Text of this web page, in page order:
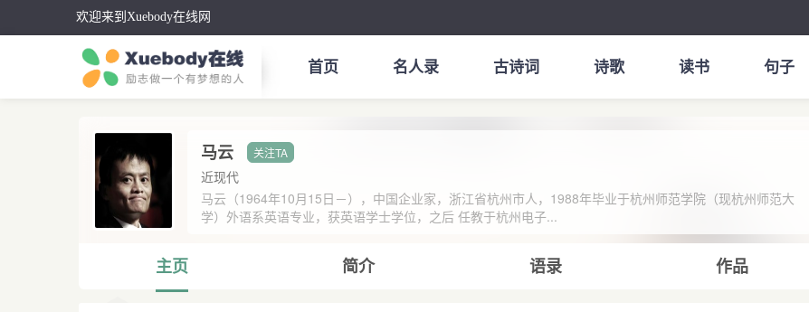
欢迎来到Xuebody在线网
首页 名人录 古诗词 诗歌 读书 句子
马云
近现代
马云（1964年10月15日－），中国企业家，浙江省杭州市人，1988年毕业于杭州师范学院（现杭州师范大
学）外语系英语专业，获英语学士学位，之后 任教于杭州电子...
主页 简介 语录 作品